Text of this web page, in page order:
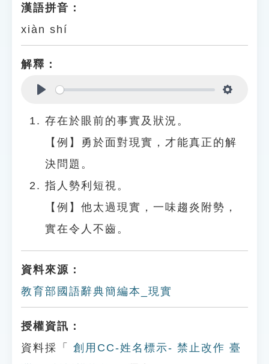
貓頭鷹博士
漢語拼音：
xiàn shí
解釋：
存在於眼前的事實及狀況。
【例】勇於面對現實，才能真正的解
決問題。
指人勢利短視。
【例】他太過現實，一味趨炎附勢，
實在令人不齒。
資料來源：
教育部國語辭典簡編本_現實
授權資訊：
資料採「
創用CC-姓名標示- 禁止改作 臺